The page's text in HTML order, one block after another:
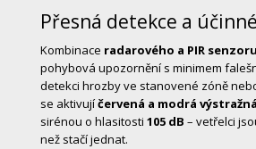
Přesná detekce a
Kombinace radarového a PIR senzoru
pohybová upozornění s minimem
detekci hrozby ve stanovené zóně
se aktivujíčervená a modrá
sirénou o hlasitosti 105 dB – vetřelci
než stačí jednat.